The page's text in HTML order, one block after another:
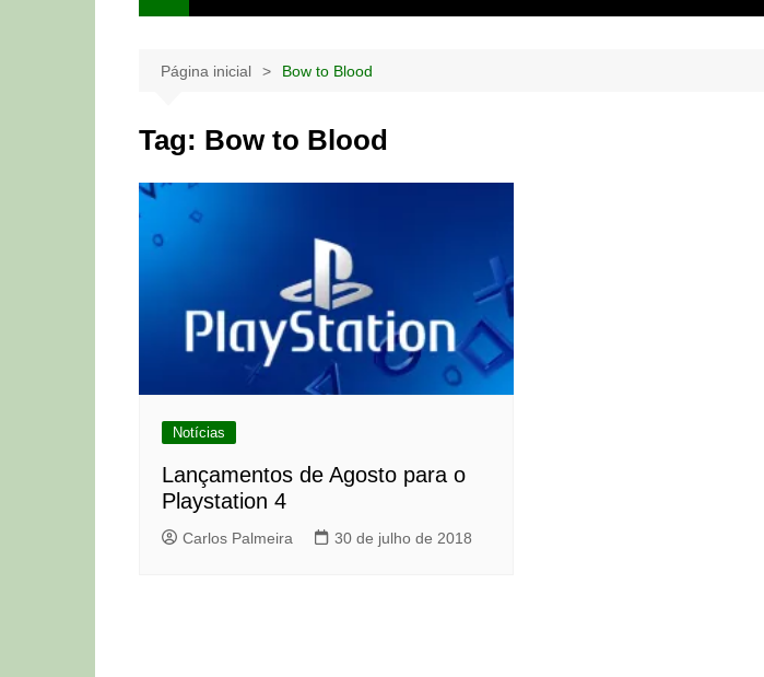
Papo de Bar
Página inicial Bow to Blood
Tag: Bow to Blood
Notícias
Lançamentos de Agosto para o
Playstation 4
Carlos Palmeira 30 de julho de 2018